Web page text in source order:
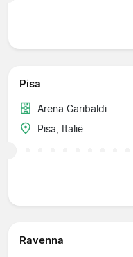
Pisa
Arena Garibaldi
Pisa, Italië
Ravenna